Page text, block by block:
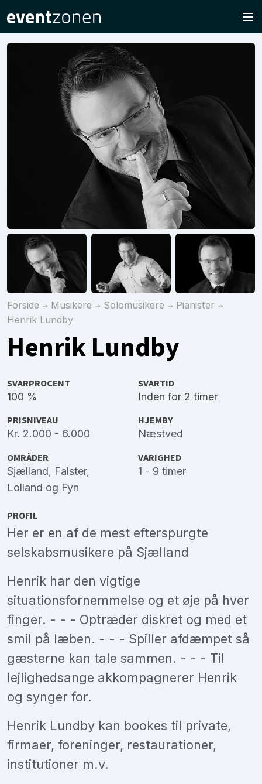
Forside Musikere Solomusikere
Pianister
Henrik Lundby
Henrik Lundby
SVARPROCENT
100 %
SVARTID
Inden for 2 timer
PRISNIVEAU
Kr. 2.000 - 6.000
HJEMBY
Næstved
OMRÅDER
Sjælland, Falster,
Lolland og Fyn
VARIGHED
1 - 9 timer
PROFIL
Her er en af de mest efterspurgte
selskabsmusikere på Sjælland
Henrik har den vigtige
situationsfornemmelse og et øje på hver
finger. - - - Optræder diskret og med et
smil på læben. - - - Spiller afdæmpet så
gæsterne kan tale sammen. - - - Til
lejlighedsange akkompagnerer Henrik
og synger for.
Henrik Lundby kan bookes til private,
firmaer, foreninger, restaurationer,
institutioner m.v.